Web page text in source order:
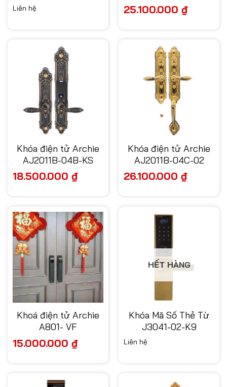
Liên hệ 25.100.000 ₫
Khóa điện tử Archie
AJ2011B-04B-KS
18.500.000 ₫
Khóa điện tử Archie
AJ2011B-04C-02
26.100.000 ₫
Khoá điện tử Archie
A801- VF
15.000.000 ₫
HẾT HÀNG
Khóa Mã Số Thẻ Từ
J3041-02-K9
Liên hệ